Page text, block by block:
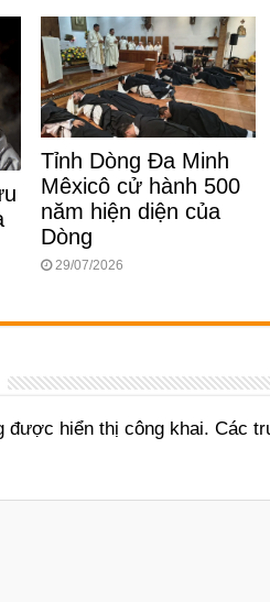
Tỉnh Dòng Đa Minh
Mêxicô cử hành 500
năm hiện diện của
Dòng
29/07/2026
được hiển thị công khai. Các